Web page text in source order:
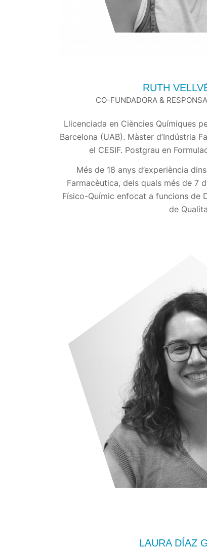
RUTH
CO-FUNDADORA &
Llicenciada en Ciències Químiques
Barcelona (UAB). Màster d’Indústria
el CESIF. Postgrau en
Més de 18 anys d’experiència
Farmacèutica, dels quals més de 7
Físico-Químic enfocat a funcions de
de
LAURA DÍAZ